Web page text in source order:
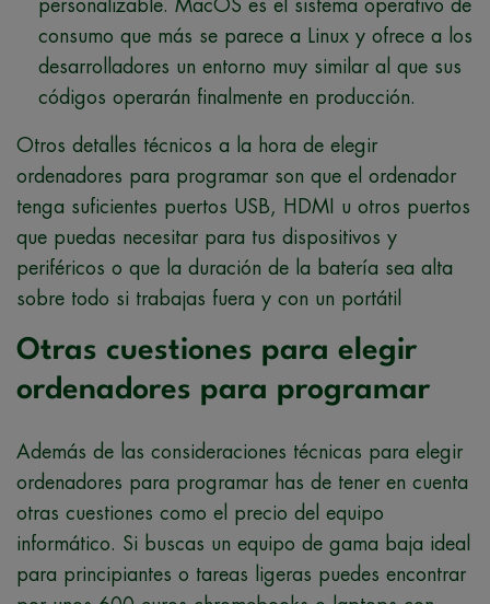
personalizable. MacOS es el sistema operativo de
consumo que más se parece a Linux y ofrece a los
desarrolladores un entorno muy similar al que sus
códigos operarán finalmente en producción.
Otros detalles técnicos a la hora de elegir
ordenadores para programar son que el ordenador
tenga suficientes puertos USB, HDMI u otros puertos
que puedas necesitar para tus dispositivos y
periféricos o que la duración de la batería sea alta
sobre todo si trabajas fuera y con un portátil
Otras cuestiones para elegir
ordenadores para programar
Además de las consideraciones técnicas para elegir
ordenadores para programar has de tener en cuenta
otras cuestiones como el precio del equipo
informático. Si buscas un equipo de gama baja ideal
para principiantes o tareas ligeras puedes encontrar